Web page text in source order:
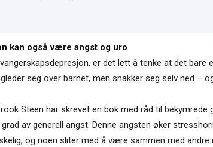
kan også være angst og uro
er det lett å tenke at det
seg over barnet, men snakker seg selv ned
Steen har skrevet en bok med råd til
av generell angst. Denne angsten øker
og noen sliter med å være sammen med andre